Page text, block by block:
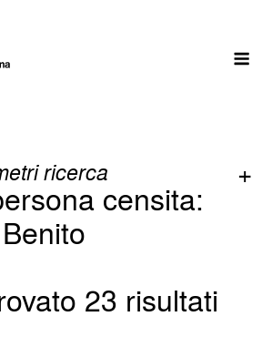
ricerca
censita:
23 risultati